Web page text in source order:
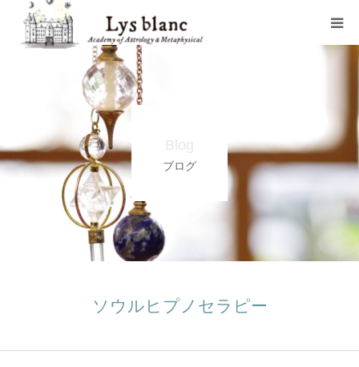
ブログ
ソウルヒプノセラピー
プロフィール
メニュー
ウェブショップ
店舗案内